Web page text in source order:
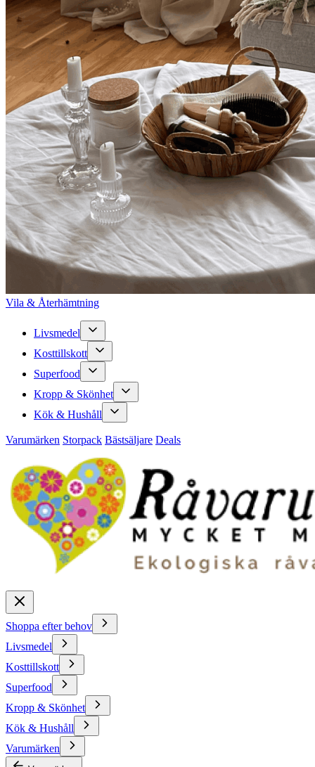
Vila & Återhämtning
Livsmedel
Kosttillskott
Superfood
Kropp & Skönhet
Kök & Hushåll
Varumärken Storpack Bästsäljare Deals
Shoppa efter behov
Livsmedel
Kosttillskott
Superfood
Kropp & Skönhet
Kök & Hushåll
Varumärken